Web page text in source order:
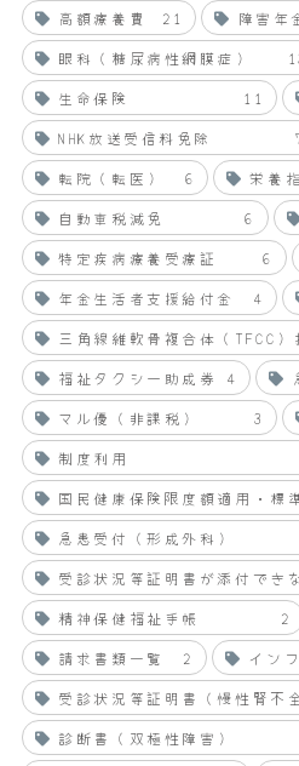
高額療養費
21 障害年
眼科（糖尿病性網膜症）
生命保険
11
NHK放送受信料免除
転院（転医）
6 栄養
自動車税減免
6
特定疾病療養受療証
6
年金生活者支援給付金
4
三角線維軟骨複合体（TFCC）
福祉タクシー助成券
4
マル優（非課税）
3
制度利用
国民健康保険限度額適用・標
急患受付（形成外科）
受診状況等証明書が添付でき
精神保健福祉手帳
2
請求書類一覧
2 イン
受診状況等証明書（慢性腎不
診断書（双極性障害）